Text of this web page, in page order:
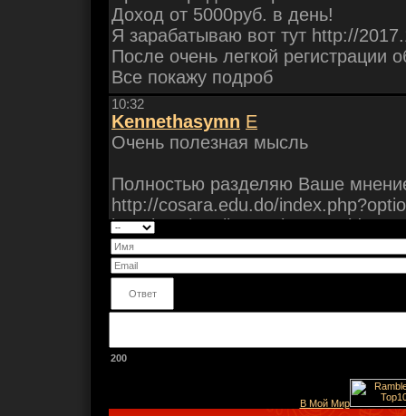
200
В Мой Мир